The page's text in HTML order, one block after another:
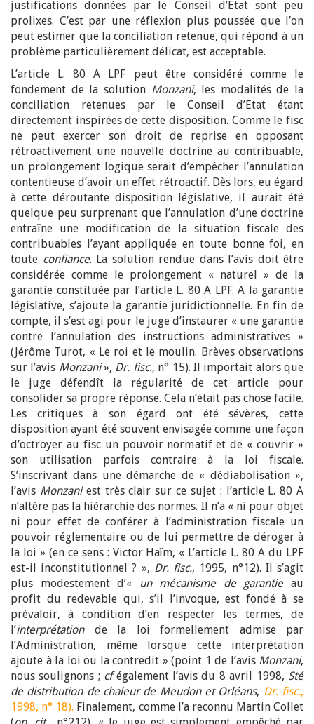
justifications données par le Conseil d’Etat sont peu
prolixes. C’est par une réflexion plus poussée que l’on
peut estimer que la conciliation retenue, qui répond à un
problème particulièrement délicat, est acceptable.
L’article L. 80 A LPF peut être considéré comme le
fondement de la solution Monzani, les modalités de la
conciliation retenues par le Conseil d’Etat étant
directement inspirées de cette disposition. Comme le fisc
ne peut exercer son droit de reprise en opposant
rétroactivement une nouvelle doctrine au contribuable,
un prolongement logique serait d’empêcher l’annulation
contentieuse d’avoir un effet rétroactif. Dès lors, eu égard
à cette déroutante disposition législative, il aurait été
quelque peu surprenant que l’annulation d’une doctrine
entraîne une modification de la situation fiscale des
contribuables l’ayant appliquée en toute bonne foi, en
toute confiance. La solution rendue dans l’avis doit être
considérée comme le prolongement « naturel » de la
garantie constituée par l’article L. 80 A LPF. A la garantie
législative, s’ajoute la garantie juridictionnelle. En fin de
compte, il s’est agi pour le juge d’instaurer « une garantie
contre l’annulation des instructions administratives »
(Jérôme Turot, « Le roi et le moulin. Brèves observations
sur l’avis Monzani», Dr. fisc., n° 15). Il importait alors que
le juge défendît la régularité de cet article pour
consolider sa propre réponse. Cela n’était pas chose facile.
Les critiques à son égard ont été sévères, cette
disposition ayant été souvent envisagée comme une façon
d’octroyer au fisc un pouvoir normatif et de « couvrir »
son utilisation parfois contraire à la loi fiscale.
S’inscrivant dans une démarche de « dédiabolisation »,
l’avis Monzani est très clair sur ce sujet : l’article L. 80 A
n’altère pas la hiérarchie des normes. Il n’a « ni pour objet
ni pour effet de conférer à l’administration fiscale un
pouvoir réglementaire ou de lui permettre de déroger à
la loi » (en ce sens : Victor Haïm, « L’article L. 80 A du LPF
est-il inconstitutionnel ? », Dr. fisc., 1995, n°12). Il s’agit
plus modestement d’«
un mécanisme de garantieau
profit du redevable qui, s’il l’invoque, est fondé à se
prévaloir, à condition d’en respecter les termes, de
l’interprétationde la loi formellement admise par
l’Administration, même lorsque cette interprétation
ajoute à la loi ou la contredit » (point 1 de l’avis Monzani,
nous soulignons ; cfégalement l’avis du 8 avril 1998, Sté
de distribution de chaleur de Meudon et Orléans, Dr. fisc.,
1998, n° 18). Finalement, comme l’a reconnu Martin Collet